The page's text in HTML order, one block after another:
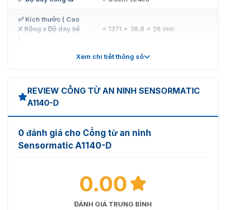
✅ Tiêu chí kỹ thuật
✅ Khoảng cách bắt sóng
✅ Chất liệu
✅ Kích thước ( Cao X Rộng x Độ dày bệ )
✅ Kích thước ( Cao
X Rộng x Độ dày bệ
)
⭐ 1371 x 38,8 x 26 mm
⭐ 9.16kg (20.2lbs)
Xem chi tiết thông số
REVIEW CỔNG TỪ AN NINH SENSORMATIC
A1140-D
0 đánh giá cho Cổng từ an ninh
Sensormatic A1140-D
0.00
ĐÁNH GIÁ TRUNG BÌNH